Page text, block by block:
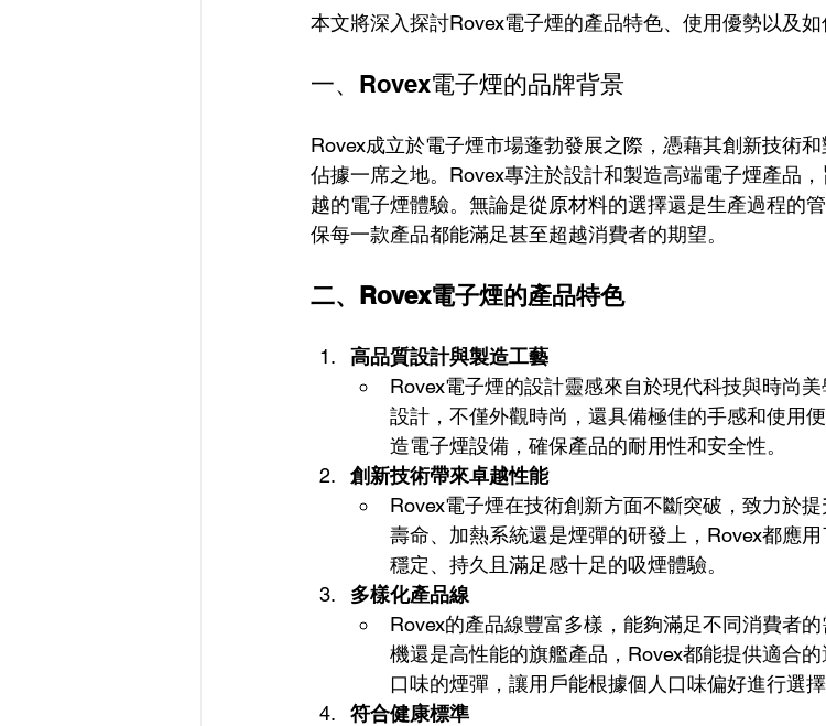
本文將深入探討Rovex電子煙的產品特色、使用優勢以及如
一、Rovex電子煙的品牌背景
Rovex成立於電子煙市場蓬勃發展之際，憑藉其創新技術
佔據一席之地。Rovex專注於設計和製造高端電子煙產品
越的電子煙體驗。無論是從原材料的選擇還是生產過程的
保每一款產品都能滿足甚至超越消費者的期望。
二、Rovex電子煙的產品特色
高品質設計與製造工藝
Rovex電子煙的設計靈感來自於現代科技與時尚
設計，不僅外觀時尚，還具備極佳的手感和使用
造電子煙設備，確保產品的耐用性和安全性。
創新技術帶來卓越性能
Rovex電子煙在技術創新方面不斷突破，致力於
壽命、加熱系統還是煙彈的研發上，Rovex都應
穩定、持久且滿足感十足的吸煙體驗。
多樣化產品線
Rovex的產品線豐富多樣，能夠滿足不同消費者
機還是高性能的旗艦產品，Rovex都能提供適合
口味的煙彈，讓用戶能根據個人口味偏好進行選
符合健康標準